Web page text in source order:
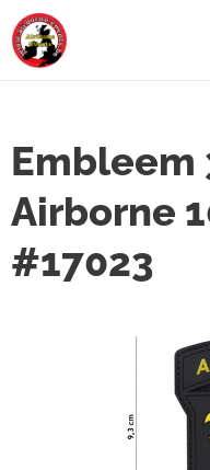
Embleem
Airborne
#17023